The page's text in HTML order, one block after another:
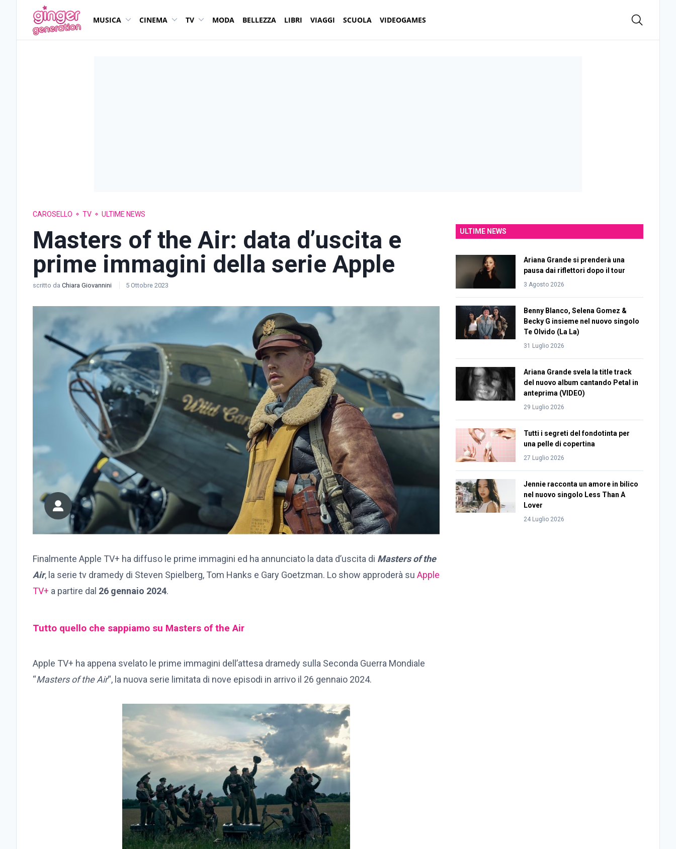
MUSICA CINEMA TV MODA BELLEZZA LIBRI VIAGGI SCUOLA VIDEOGAMES
CAROSELLO TV ULTIME NEWS
Masters of the Air: data d’uscita e
prime immagini della serie Apple
scritto da Chiara Giovannini 5 Ottobre 2023
Finalmente Apple TV+ ha diffuso le prime immagini ed ha annunciato la data d’uscita di Masters of the
Air, la serie tv dramedy di Steven Spielberg, Tom Hanks e Gary Goetzman. Lo show approderà su Apple
TV+ a partire dal 26 gennaio 2024.
Tutto quello che sappiamo su Masters of the Air
Apple TV+ ha appena svelato le prime immagini dell’attesa dramedy sulla Seconda Guerra Mondiale
“Masters of the Air“, la nuova serie limitata di nove episodi in arrivo il 26 gennaio 2024.
ULTIME NEWS
Ariana Grande si prenderà una
pausa dai riflettori dopo il tour
3 Agosto 2026
Benny Blanco, Selena Gomez &
Becky G insieme nel nuovo singolo
Te Olvido (La La)
31 Luglio 2026
Ariana Grande svela la title track
del nuovo album cantando Petal in
anteprima (VIDEO)
29 Luglio 2026
Tutti i segreti del fondotinta per
una pelle di copertina
27 Luglio 2026
Jennie racconta un amore in bilico
nel nuovo singolo Less Than A
Lover
24 Luglio 2026